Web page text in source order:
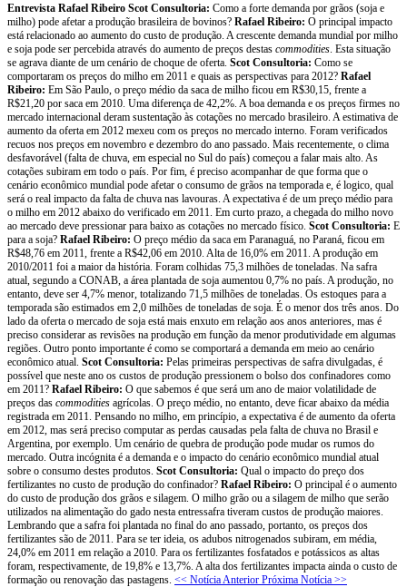
Entrevista Rafael Ribeiro Scot Consultoria: Como a forte demanda por grãos (soja e
milho) pode afetar a produção brasileira de bovinos? Rafael Ribeiro: O principal impacto
está relacionado ao aumento do custo de produção. A crescente demanda mundial por milho
e soja pode ser percebida através do aumento de preços destas commodities. Esta situação
se agrava diante de um cenário de choque de oferta. Scot Consultoria: Como se
comportaram os preços do milho em 2011 e quais as perspectivas para 2012? Rafael
Ribeiro: Em São Paulo, o preço médio da saca de milho ficou em R$30,15, frente a
R$21,20 por saca em 2010. Uma diferença de 42,2%. A boa demanda e os preços firmes no
mercado internacional deram sustentação às cotações no mercado brasileiro. A estimativa de
aumento da oferta em 2012 mexeu com os preços no mercado interno. Foram verificados
recuos nos preços em novembro e dezembro do ano passado. Mais recentemente, o clima
desfavorável (falta de chuva, em especial no Sul do país) começou a falar mais alto. As
cotações subiram em todo o país. Por fim, é preciso acompanhar de que forma que o
cenário econômico mundial pode afetar o consumo de grãos na temporada e, é logico, qual
será o real impacto da falta de chuva nas lavouras. A expectativa é de um preço médio para
o milho em 2012 abaixo do verificado em 2011. Em curto prazo, a chegada do milho novo
ao mercado deve pressionar para baixo as cotações no mercado físico. Scot Consultoria: E
para a soja? Rafael Ribeiro: O preço médio da saca em Paranaguá, no Paraná, ficou em
R$48,76 em 2011, frente a R$42,06 em 2010. Alta de 16,0% em 2011. A produção em
2010/2011 foi a maior da história. Foram colhidas 75,3 milhões de toneladas. Na safra
atual, segundo a CONAB, a área plantada de soja aumentou 0,7% no país. A produção, no
entanto, deve ser 4,7% menor, totalizando 71,5 milhões de toneladas. Os estoques para a
temporada são estimados em 2,0 milhões de toneladas de soja. É o menor dos três anos. Do
lado da oferta o mercado de soja está mais enxuto em relação aos anos anteriores, mas é
preciso considerar as revisões na produção em função da menor produtividade em algumas
regiões. Outro ponto importante é como se comportará a demanda em meio ao cenário
econômico atual. Scot Consultoria: Pelas primeiras perspectivas de safra divulgadas, é
possível que neste ano os custos de produção pressionem o bolso dos confinadores como
em 2011? Rafael Ribeiro: O que sabemos é que será um ano de maior volatilidade de
preços das commodities agrícolas. O preço médio, no entanto, deve ficar abaixo da média
registrada em 2011. Pensando no milho, em princípio, a expectativa é de aumento da oferta
em 2012, mas será preciso computar as perdas causadas pela falta de chuva no Brasil e
Argentina, por exemplo. Um cenário de quebra de produção pode mudar os rumos do
mercado. Outra incógnita é a demanda e o impacto do cenário econômico mundial atual
sobre o consumo destes produtos. Scot Consultoria: Qual o impacto do preço dos
fertilizantes no custo de produção do confinador? Rafael Ribeiro: O principal é o aumento
do custo de produção dos grãos e silagem. O milho grão ou a silagem de milho que serão
utilizados na alimentação do gado nesta entressafra tiveram custos de produção maiores.
Lembrando que a safra foi plantada no final do ano passado, portanto, os preços dos
fertilizantes são de 2011. Para se ter ideia, os adubos nitrogenados subiram, em média,
24,0% em 2011 em relação a 2010. Para os fertilizantes fosfatados e potássicos as altas
foram, respectivamente, de 19,8% e 13,7%. A alta dos fertilizantes impacta ainda o custo de
formação ou renovação das pastagens. << Notícia Anterior Próxima Notícia >>